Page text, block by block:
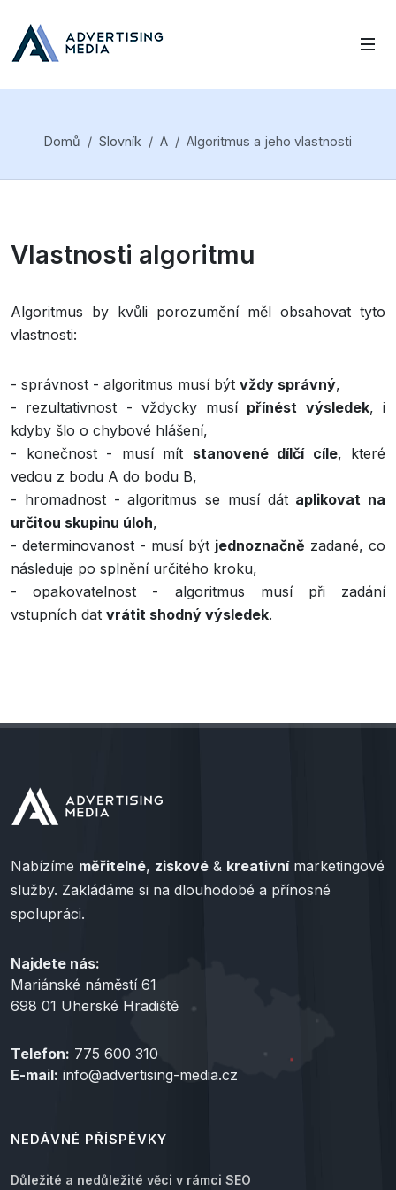
Domů Slovník A Algoritmus a jeho vlastnosti
Vlastnosti algoritmu
Algoritmus by kvůli porozumění měl obsahovat tyto
vlastnosti:
- správnost - algoritmus musí být vždy správný,
- rezultativnost - vždycky musí přínést výsledek, i
kdyby šlo o chybové hlášení,
- konečnost - musí mít stanovené dílčí cíle, které
vedou z bodu A do bodu B,
- hromadnost - algoritmus se musí dát aplikovat na
určitou skupinu úloh,
- determinovanost - musí být jednoznačně zadané, co
následuje po splnění určitého kroku,
- opakovatelnost - algoritmus musí při zadání
vstupních dat vrátit shodný výsledek.
Nabízíme měřitelné, ziskové & kreativnímarketingové
služby. Zakládáme si na dlouhodobé a přínosné
spolupráci.
Najdete nás:
Mariánské náměstí 61
698 01 Uherské Hradiště
Telefon: 775 600 310
E-mail: info@advertising-media.cz
NEDÁVNÉ PŘÍSPĚVKY
Důležité a nedůležité věci v rámci SEO